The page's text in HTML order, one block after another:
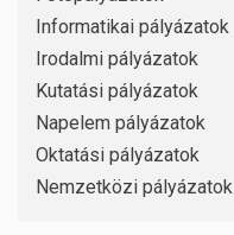
Informatikai pályázatok
Irodalmi pályázatok
Kutatási pályázatok
Napelem pályázatok
Oktatási pályázatok
Nemzetközi pályázatok